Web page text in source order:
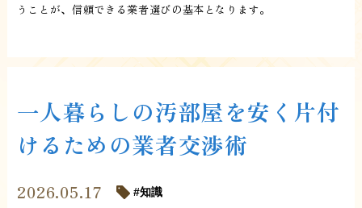
うことが、信頼できる業者選びの基本となります。
一人暮らしの汚部屋を安く片付
けるための業者交渉術
2026.05.17 知識